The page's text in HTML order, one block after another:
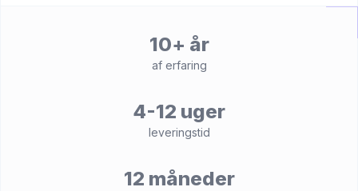
10+ år
af erfaring
4-12 uger
leveringstid
12 måneder